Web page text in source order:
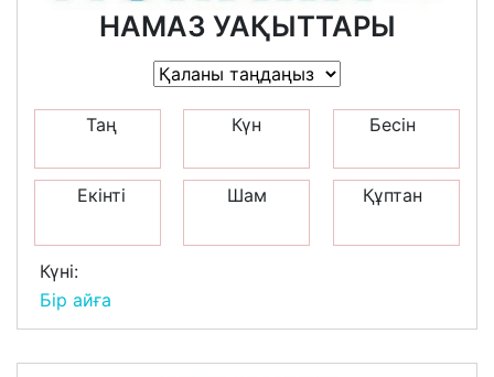
НАМАЗ УАҚЫТТАРЫ
Таң Күн Бесін
Екінті Шам Құптан
Күні:
Бір айға